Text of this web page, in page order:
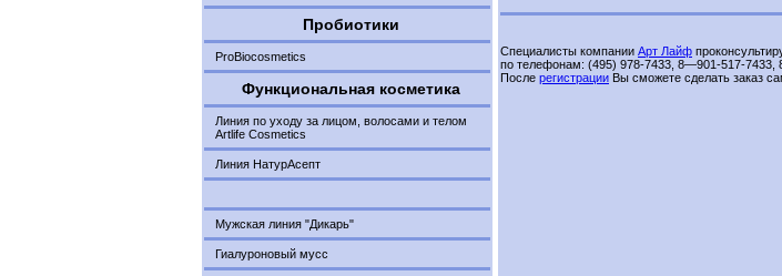
Пробиотики
ProBiocosmetics
Функциональная косметика
Линия по уходу за лицом, волосами и телом
Artlife Cosmetics
Линия НатурАсепт
Мужская линия "Дикарь"
Гиалуроновый мусс
Специалисты компании Арт Лайф
по телефонам: (495) 978-7433, 8—901-517-7433,
После регистрации Вы сможете сделать заказ